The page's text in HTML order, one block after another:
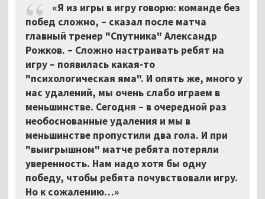
«Я из игры в игру говорю: команде без
побед сложно, – сказал после матча
главный тренер "Спутника" Александр
Рожков. – Сложно настраивать ребят на
игру – появилась какая-то
"психологическая яма". И опять же, много у
нас удалений, мы очень слабо играем в
меньшинстве. Сегодня – в очередной раз
необоснованные удаления и мы в
меньшинстве пропустили два гола. И при
"выигрышном" матче ребята потеряли
уверенность. Нам надо хотя бы одну
победу, чтобы ребята почувствовали игру.
Но к сожалению…»